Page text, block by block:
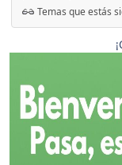
Temas que estás